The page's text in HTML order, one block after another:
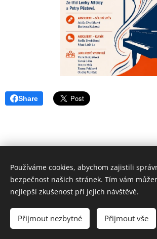
Share
ZUŠ PRACHATICE
Vytvořeno službou
Webnode
Používáme cookies, abychom zajistili
bezpečnost našich stránek. Tím vám
nejlepší zkušenost při jejich návštěvě.
Přijmout nezbytné Přijmout vše